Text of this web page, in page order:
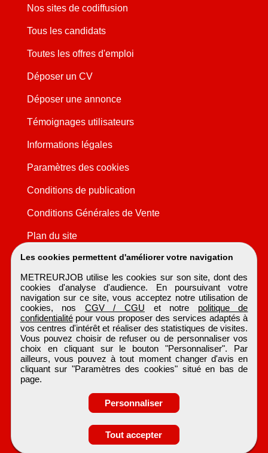
Postulez à l'annonce
Les cookies permettent d'améliorer votre navigation
METREURJOB utilise les cookies sur son site, dont des
cookies d'analyse d'audience. En poursuivant votre
navigation sur ce site, vous acceptez notre utilisation de
cookies, nos CGV / CGU et notre politique de
confidentialitépour vous proposer des services adaptés à
vos centres d'intérêt et réaliser des statistiques de visites.
Vous pouvez choisir de refuser ou de personnaliser vos
choix en cliquant sur le bouton "Personnaliser". Par
ailleurs, vous pouvez à tout moment changer d'avis en
cliquant sur "Paramètres des cookies" situé en bas de
page.
Personnaliser
Tout accepter
Nos sites de codiffusion
Tous les candidats
Toutes les offres d'emploi
Déposer un CV
Déposer une annonce
Témoignages utilisateurs
Informations légales
Paramètres des cookies
Conditions de publication
Conditions Générales de Vente
Plan du site
METREURJOB